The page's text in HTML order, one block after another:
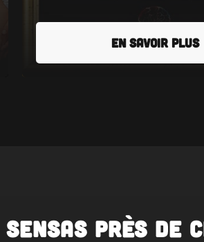
EN SAVOIR PLUS
SENSASprès de